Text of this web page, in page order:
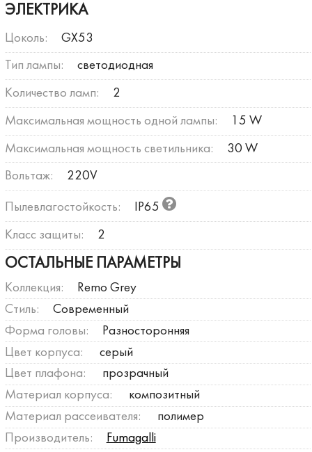
ЭЛЕКТРИКА
Цоколь: GX53
Тип лампы: светодиодная
Количество ламп: 2
Максимальная мощность одной лампы: 15 W
Максимальная мощность светильника: 30 W
Вольтаж: 220V
Пылевлагостойкость: IP65
Класс защиты: 2
ОСТАЛЬНЫЕ ПАРАМЕТРЫ
Коллекция:
Remo Grey
Стиль:
Современный
Форма головы:
Разносторонняя
Цвет корпуса:
серый
Цвет плафона:
прозрачный
Материал корпуса:
композитный
Материал рассеивателя:
полимер
Производитель:
Fumagalli